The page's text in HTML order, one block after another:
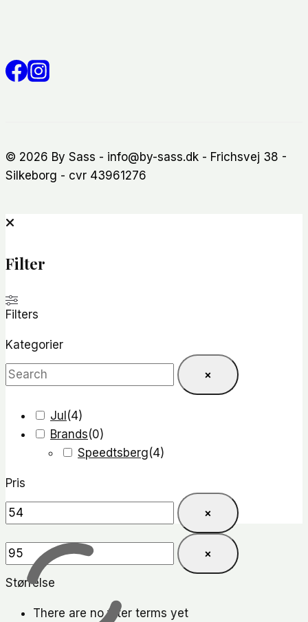
© 2026 By Sass - info@by-sass.dk - Frichsvej 38 -
Silkeborg - cvr 43961276
Filter
Filters
Kategorier
×
Jul (4)
Brands(0)
Speedtsberg(4)
Pris
×
×
Størrelse
There are no filter terms yet